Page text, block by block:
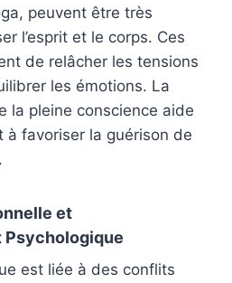
peuvent être très
l’esprit et le corps. Ces
de relâcher les tensions
les émotions. La
la pleine conscience aide
à favoriser la guérison de
et
Psychologique
est liée à des conflits